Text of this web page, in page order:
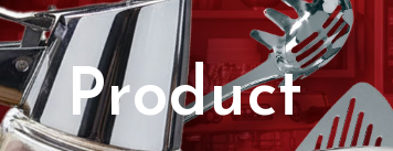
Product